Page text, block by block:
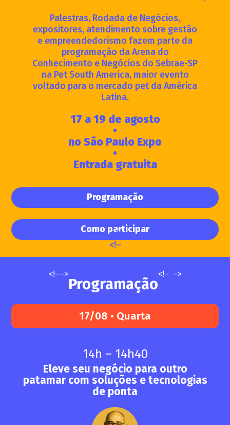
Palestras, Rodada de Negócios,
expositores, atendimento sobre gestão
e empreendedorismo fazem parte da
programação da Arena do
Conhecimento e Negócios do Sebrae-SP
na Pet South America, maior evento
voltado para o mercado pet da América
Latina.
17 a 19 de agosto
•
no São Paulo Expo
•
Entrada gratuita
Programação
Como participar
<!–
–>
<!––>
Programação
<!– –>
17/08 • Quarta
14h – 14h40
Eleve seu negócio para outro
patamar com soluções e tecnologias
de ponta